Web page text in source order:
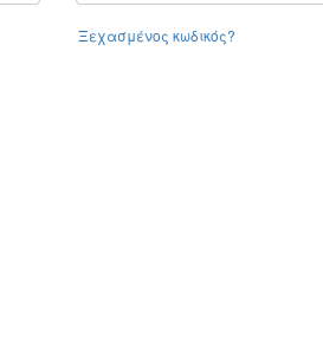
Ξεχασμένος κωδικός?